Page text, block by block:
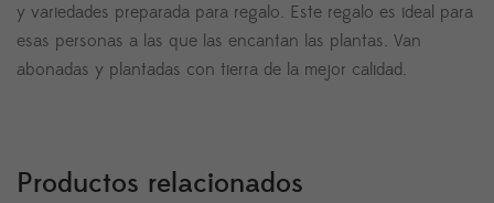
y variedades preparada para regalo. Este regalo es ideal para
esas personas a las que las encantan las plantas. Van
abonadas y plantadas con tierra de la mejor calidad.
Productos relacionados